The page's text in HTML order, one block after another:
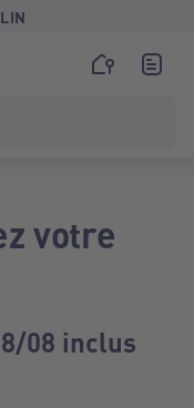
votre
08 inclus